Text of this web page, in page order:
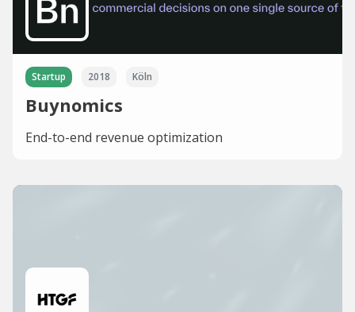
Startup 2018 Köln
Buynomics
End-to-end revenue optimization